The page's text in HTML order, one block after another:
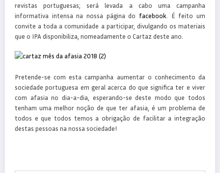
revistas portuguesas; será levada a cabo uma campanha
informativa intensa na nossa página do facebook . É feito um
convite a toda a comunidade a participar, divulgando os materiais
que o IPA disponibiliza, nomeadamente o Cartaz deste ano.
Pretende-se com esta campanha aumentar o conhecimento da
sociedade portuguesa em geral acerca do que significa ter e viver
com afasia no dia-a-dia, esperando-se deste modo que todos
tenham uma melhor noção de que ter afasia, é um problema de
todos e que todos temos a obrigação de facilitar a integração
destas pessoas na nossa sociedade!